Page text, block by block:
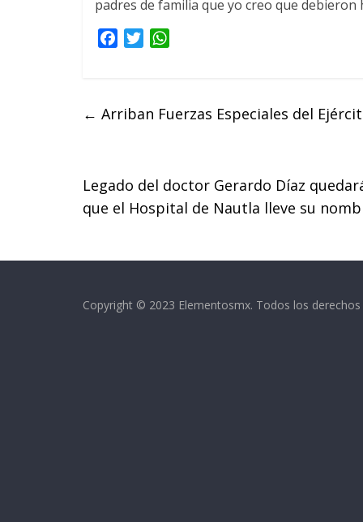
padres de familia que yo creo que debieron
b
t
s
← Arriban Fuerzas Especiales del
Legado del doctor Gerardo Díaz
que el Hospital de Nautla lleve su
Copyright © 2023 Elementosmx. Todos los